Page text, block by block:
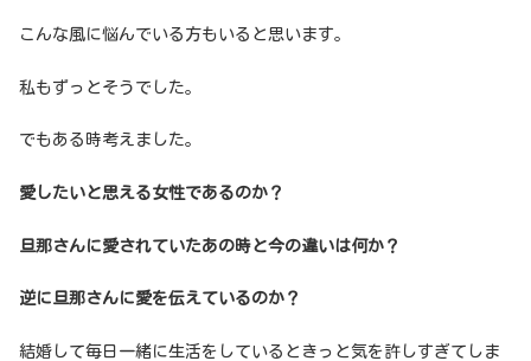
こんな風に悩んでいる方もいると思います。
私もずっとそうでした。
でもある時考えました。
愛したいと思える女性であるのか？
旦那さんに愛されていたあの時と今の違いは何か？
逆に旦那さんに愛を伝えているのか？
結婚して毎日一緒に生活をしているときっと気を許しすぎてしま